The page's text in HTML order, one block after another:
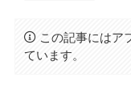
この記事にはア
ています。